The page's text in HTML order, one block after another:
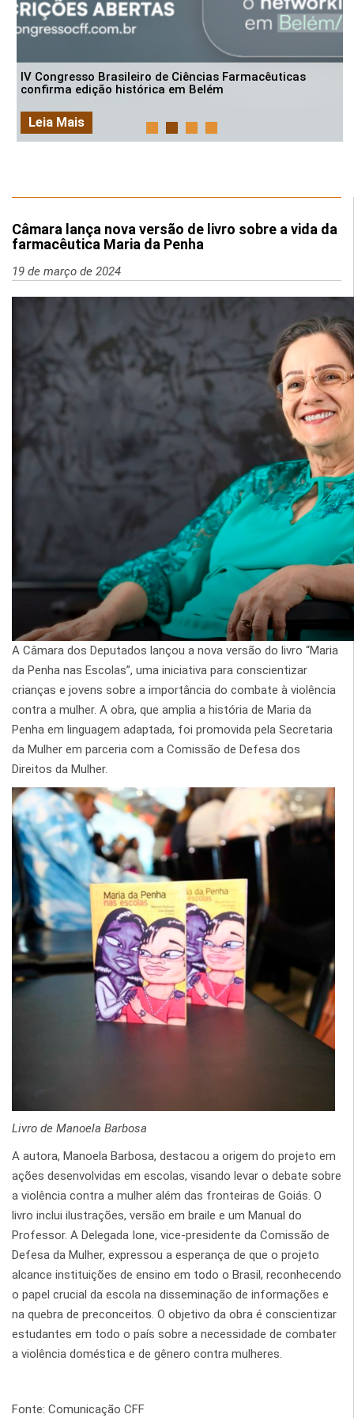
IV Congresso Brasileiro de Ciências Farmacêuticas
confirma edição histórica em Belém
Leia Mais
Câmara lança nova versão de livro sobre a vida da
farmacêutica Maria da Penha
19 de março de 2024
A Câmara dos Deputados lançou a nova versão do livro “Maria
da Penha nas Escolas”, uma iniciativa para conscientizar
crianças e jovens sobre a importância do combate à violência
contra a mulher. A obra, que amplia a história de Maria da
Penha em linguagem adaptada, foi promovida pela Secretaria
da Mulher em parceria com a Comissão de Defesa dos
Direitos da Mulher.
Livro de Manoela Barbosa
A autora, Manoela Barbosa, destacou a origem do projeto em
ações desenvolvidas em escolas, visando levar o debate sobre
a violência contra a mulher além das fronteiras de Goiás. O
livro inclui ilustrações, versão em braile e um Manual do
Professor. A Delegada Ione, vice-presidente da Comissão de
Defesa da Mulher, expressou a esperança de que o projeto
alcance instituições de ensino em todo o Brasil, reconhecendo
o papel crucial da escola na disseminação de informações e
na quebra de preconceitos. O objetivo da obra é conscientizar
estudantes em todo o país sobre a necessidade de combater
a violência doméstica e de gênero contra mulheres.
Fonte: Comunicação CFF